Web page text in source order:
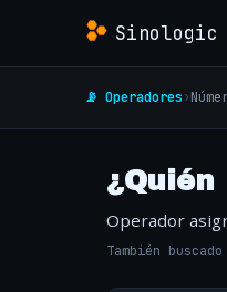
Sinologic
📡 Operadores›
¿Quién
Operador
También